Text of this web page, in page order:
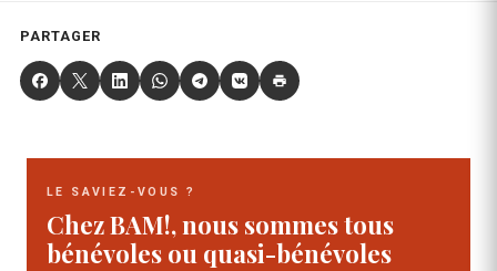
PARTAGER
LE SAVIEZ-VOUS ?
Chez BAM!, nous sommes tous
bénévoles ou quasi-bénévoles